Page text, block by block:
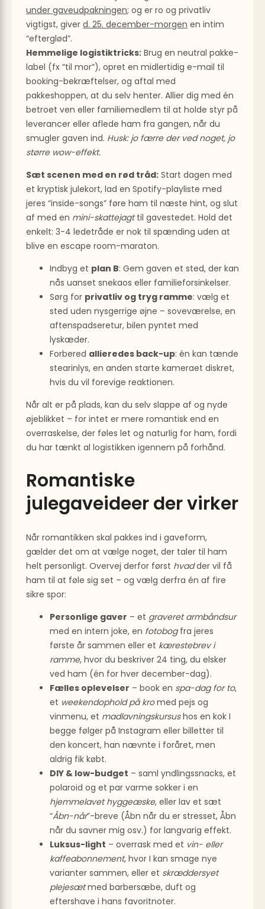
under gaveudpakningen; og er ro og privatliv
vigtigst, giver d. 25. december-morgen en intim
“efterglød”.
Hemmelige logistiktricks: Brug en neutral pakke-
label (fx “til mor”), opret en midlertidig e-mail til
booking-bekræftelser, og aftal med
pakkeshoppen, at du selv henter. Allier dig med én
betroet ven eller familiemedlem til at holde styr på
leverancer eller aflede ham fra gangen, når du
smugler gaven ind. Husk: jo færre der ved noget, jo
større wow-effekt.
Sæt scenen med en rød tråd: Start dagen med
et kryptisk julekort, lad en Spotify-playliste med
jeres “inside-songs” føre ham til næste hint, og slut
af med en mini-skattejagttil gavestedet. Hold det
enkelt: 3-4 ledetråde er nok til spænding uden at
blive en escape room-maraton.
Indbyg et plan B: Gem gaven et sted, der kan
nås uanset snekaos eller familieforsinkelser.
Sørg for privatliv og tryg ramme: vælg et
sted uden nysgerrige øjne – soveværelse, en
aften­spadseretur, bilen pyntet med
lyskæder.
Forbered allieredes back-up: én kan tænde
stearinlys, en anden starte kameraet diskret,
hvis du vil forevige reaktionen.
Når alt er på plads, kan du selv slappe af og nyde
øjeblikket – for intet er mere romantisk end en
overraskelse, der føles let og naturlig for ham, fordi
du har tænkt al logistikken igennem på forhånd.
Romantiske
julegaveideer der virker
Når romantikken skal pakkes ind i gaveform,
gælder det om at vælge noget, der taler til ham
helt personligt. Overvej derfor først hvadder vil få
ham til at føle sig set – og vælg derfra én af fire
sikre spor:
Personlige gaver – et graveret armbåndsur
med en intern joke, en fotobogfra jeres
første år sammen eller et kærestebrev i
ramme, hvor du beskriver 24 ting, du elsker
ved ham (én for hver december-dag).
Fælles oplevelser – book en spa-dag for to,
et weekendophold på kromed pejs og
vinmenu, et madlavningskursushos en kok I
begge følger på Instagram eller billetter til
den koncert, han nævnte i foråret, men
aldrig fik købt.
DIY & low-budget – saml yndlingssnacks, et
polaroid og et par varme sokker i en
hjemmelavet hyggeæske, eller lav et sæt
“Åbn-når”-breve (Åbn når du er stresset, Åbn
når du savner mig osv.) for langvarig effekt.
Luksus-light – overrask med et vin- eller
kaffeabonnement, hvor I kan smage nye
varianter sammen, eller et skræddersyet
plejesætmed barbersæbe, duft og
eftershave i hans favoritnoter.